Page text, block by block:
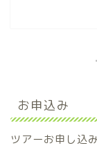
お申込み
ツアーお申し込